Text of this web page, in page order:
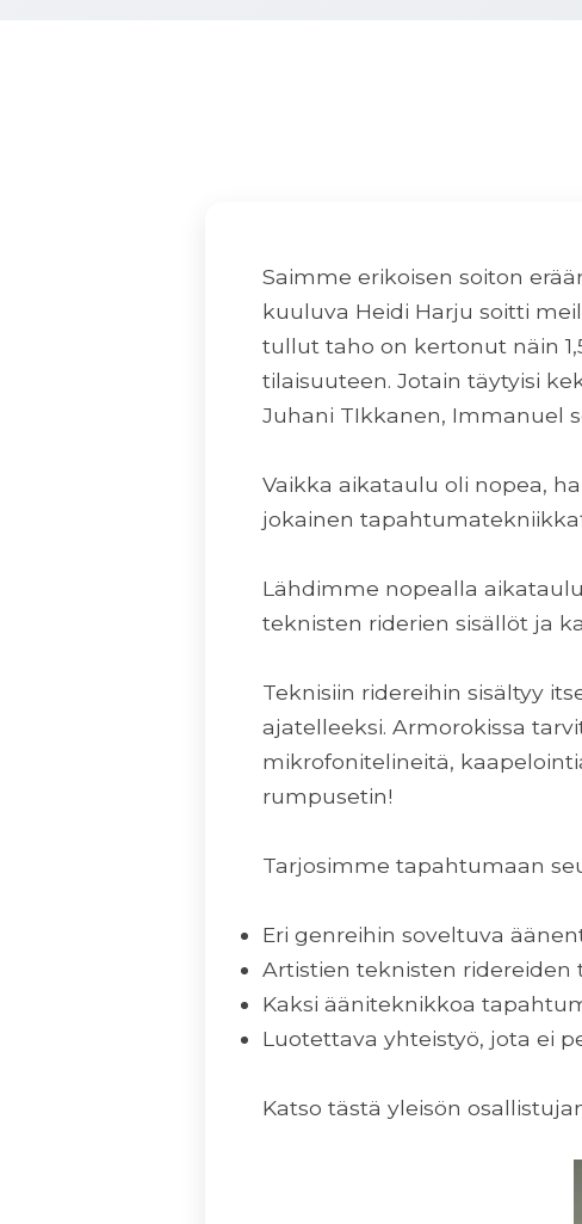
Saimme erikoisen soiton
kuuluva Heidi Harju soitti
tullut taho on kertonut näin
tilaisuuteen. Jotain täytyisi
Juhani TIkkanen, Immanuel
Vaikka aikataulu oli nopea,
jokainen
Lähdimme nopealla
teknisten riderien sisällöt ja
Teknisiin ridereihin sisältyy
ajatelleeksi. Armorokissa
mikrofonitelineitä,
rumpusetin!
Tarjosimme tapahtumaan
Eri genreihin soveltuva
Artistien teknisten
Kaksi ääniteknikkoa
Luotettava yhteistyö, jota ei
Katso tästä yleisön